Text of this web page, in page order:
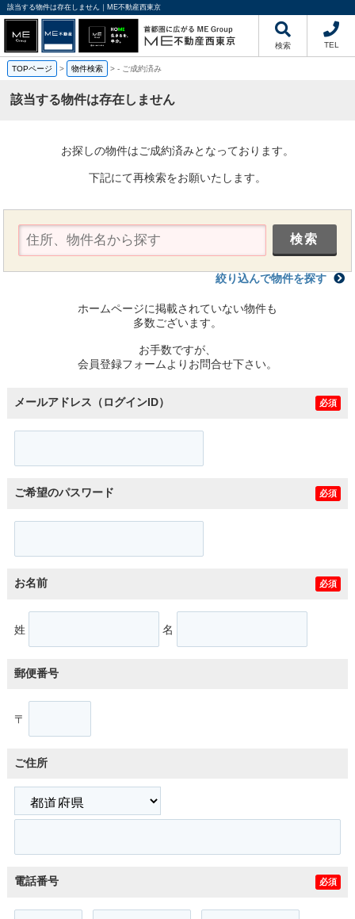
該当する物件は存在しません｜ME不動産西東京
検索 TEL
TOPページ > 物件検索 >- ご成約済み
該当する物件は存在しません
お探しの物件はご成約済みとなっております。
下記にて再検索をお願いたします。
絞り込んで物件を探す
ホームページに掲載されていない物件も
多数ございます。
お手数ですが、
会員登録フォームよりお問合せ下さい。
メールアドレス（ログインID） 必須
ご希望のパスワード 必須
お名前 必須
姓 名
郵便番号
〒
ご住所
電話番号 必須